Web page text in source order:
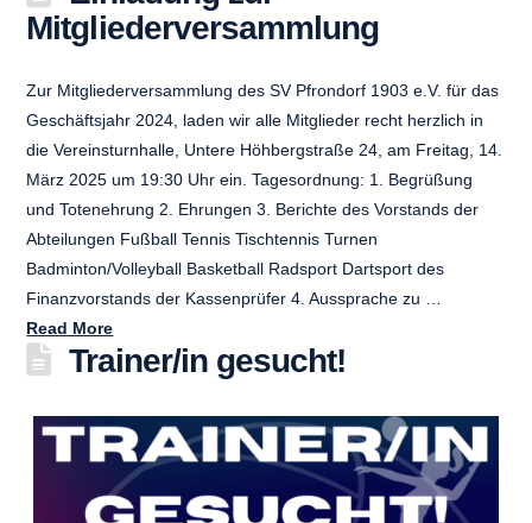
Mitgliederversammlung
Zur Mitgliederversammlung des SV Pfrondorf 1903 e.V. für das
Geschäftsjahr 2024, laden wir alle Mitglieder recht herzlich in
die Vereinsturnhalle, Untere Höhbergstraße 24, am Freitag, 14.
März 2025 um 19:30 Uhr ein. Tagesordnung: 1. Begrüßung
und Totenehrung 2. Ehrungen 3. Berichte des Vorstands der
Abteilungen Fußball Tennis Tischtennis Turnen
Badminton/Volleyball Basketball Radsport Dartsport des
Finanzvorstands der Kassenprüfer 4. Aussprache zu …
Read More
Trainer/in gesucht!